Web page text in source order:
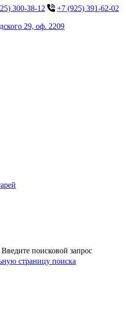
300-38-12
+7 (925) 391-62-02
29, оф. 2209
Введите поисковой запрос
страницу поиска